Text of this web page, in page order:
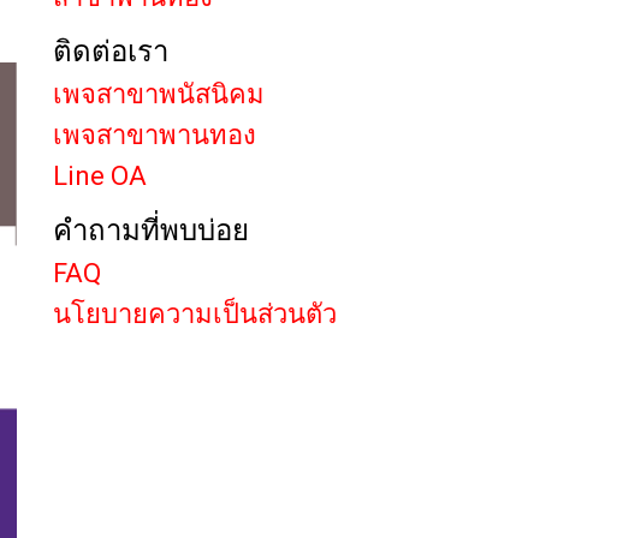
ติดต่อเรา
เพจสาขาพนัสนิคม
เพจสาขาพานทอง
Line OA
คำถามที่พบบ่อย
FAQ
นโยบายความเป็นส่วนตัว